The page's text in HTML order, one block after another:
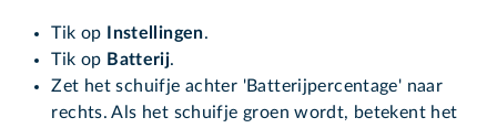
Tik op Instellingen.
Tik op Batterij.
Zet het schuifje achter 'Batterijpercentage' naar
rechts. Als het schuifje groen wordt, betekent het